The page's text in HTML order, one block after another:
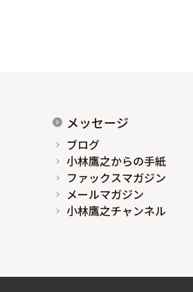
メッセージ
ブログ
小林鷹之からの手紙
ファックスマガジン
メールマガジン
小林鷹之チャンネル